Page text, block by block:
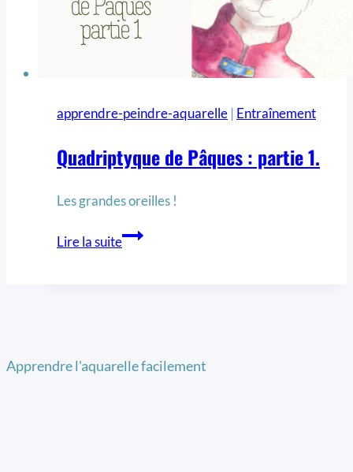
apprendre-peindre-aquarelle | Entraînement
Quadriptyque de Pâques : partie 1.
Les grandes oreilles !
Lire la suite
Apprendre l'aquarelle facilement